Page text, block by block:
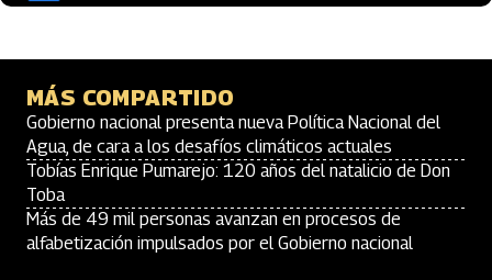
MÁS COMPARTIDO
Gobierno nacional presenta nueva Política Nacional del
Agua, de cara a los desafíos climáticos actuales
Tobías Enrique Pumarejo: 120 años del natalicio de Don
Toba
Más de 49 mil personas avanzan en procesos de
alfabetización impulsados por el Gobierno nacional